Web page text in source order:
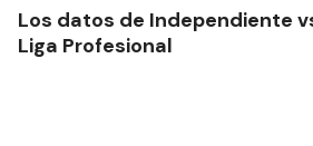
Los datos de Independiente
Liga Profesional